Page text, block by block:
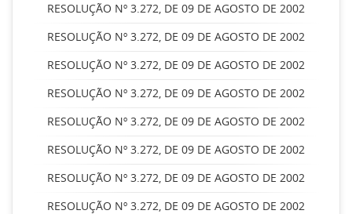
RESOLUÇÃO Nº 3.272, DE 09 DE AGOSTO DE 2002
RESOLUÇÃO Nº 3.272, DE 09 DE AGOSTO DE 2002
RESOLUÇÃO Nº 3.272, DE 09 DE AGOSTO DE 2002
RESOLUÇÃO Nº 3.272, DE 09 DE AGOSTO DE 2002
RESOLUÇÃO Nº 3.272, DE 09 DE AGOSTO DE 2002
RESOLUÇÃO Nº 3.272, DE 09 DE AGOSTO DE 2002
RESOLUÇÃO Nº 3.272, DE 09 DE AGOSTO DE 2002
RESOLUÇÃO Nº 3.272, DE 09 DE AGOSTO DE 2002